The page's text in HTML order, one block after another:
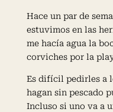
Hace un par de
estuvimos en las
me hacía agua la
corviches por la
Es difícil pedirles a
hagan sin pescado
Incluso si uno va a